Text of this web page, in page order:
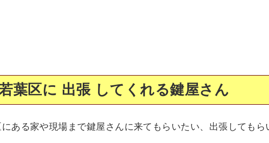
葉区に 出張 してくれる鍵屋さん
ある家や現場まで鍵屋さんに来てもらいたい、出張しても